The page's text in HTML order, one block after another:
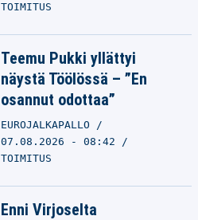
TOIMITUS
Teemu Pukki yllättyi
näystä Töölössä – ”En
osannut odottaa”
EUROJALKAPALLO
07.08.2026 - 08:42
TOIMITUS
Enni Virjoselta